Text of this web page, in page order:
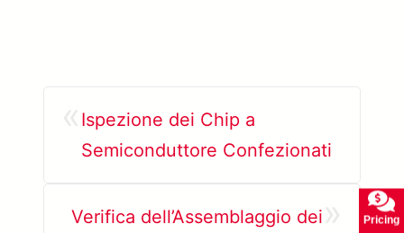
Ispezione dei Chip a
Semiconduttore Confezionati
Verifica dell’Assemblaggio dei
Pricing